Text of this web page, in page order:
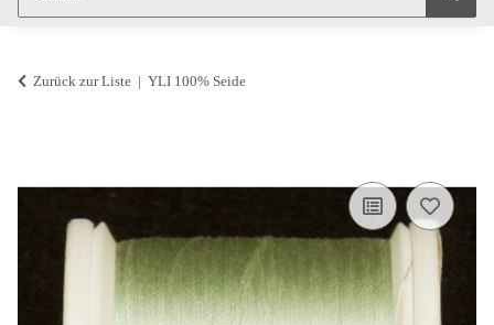
Zurück zur Liste YLI 100% Seide